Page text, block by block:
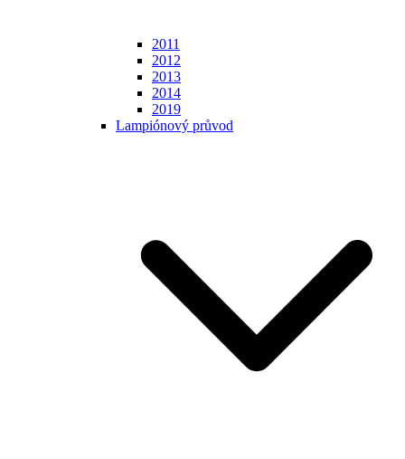
2011
2012
2013
2014
2019
Lampiónový průvod